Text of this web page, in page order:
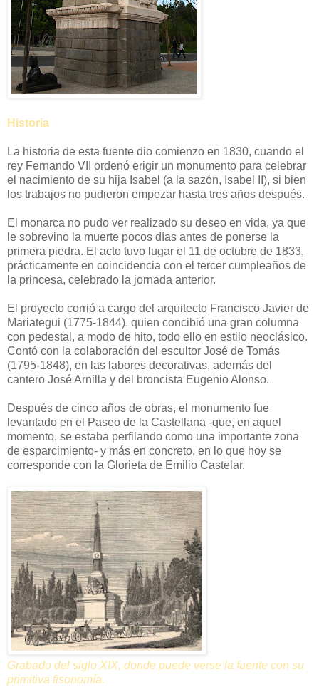
Historia
La historia de esta fuente dio comienzo en 1830, cuando el
rey Fernando VII ordenó erigir un monumento para celebrar
el nacimiento de su hija Isabel (a la sazón, Isabel II), si bien
los trabajos no pudieron empezar hasta tres años después.
El monarca no pudo ver realizado su deseo en vida, ya que
le sobrevino la muerte pocos días antes de ponerse la
primera piedra. El acto tuvo lugar el 11 de octubre de 1833,
prácticamente en coincidencia con el tercer cumpleaños de
la princesa, celebrado la jornada anterior.
El proyecto corrió a cargo del arquitecto Francisco Javier de
Mariategui (1775-1844), quien concibió una gran columna
con pedestal, a modo de hito, todo ello en estilo neoclásico.
Contó con la colaboración del escultor José de Tomás
(1795-1848), en las labores decorativas, además del
cantero José Arnilla y del broncista Eugenio Alonso.
Después de cinco años de obras, el monumento fue
levantado en el Paseo de la Castellana -que, en aquel
momento, se estaba perfilando como una importante zona
de esparcimiento- y más en concreto, en lo que hoy se
corresponde con la Glorieta de Emilio Castelar.
Grabado del siglo XIX, donde puede verse la fuente con su
primitiva fisonomía.